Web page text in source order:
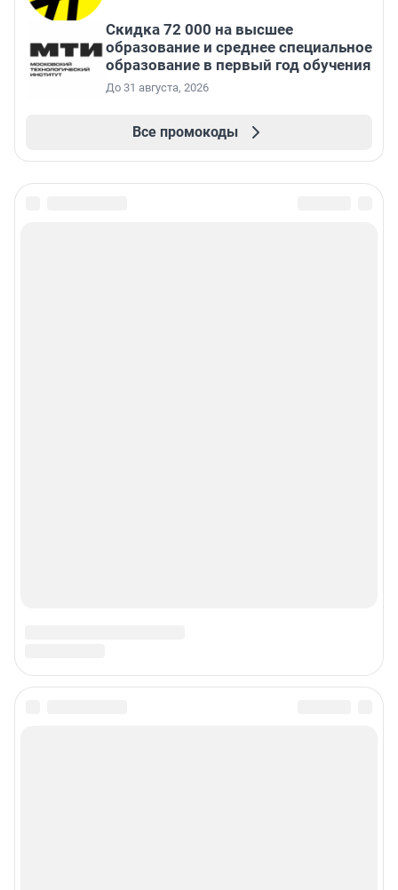
Скидка 72 000 на высшее
образование и среднее специальное
образование в первый год обучения
До 31 августа, 2026
Все промокоды